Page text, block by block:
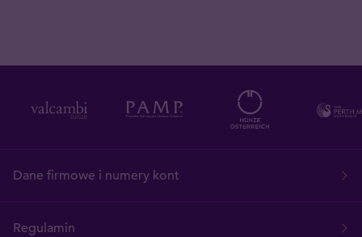
Dane firmowe i numery kont
Regulamin